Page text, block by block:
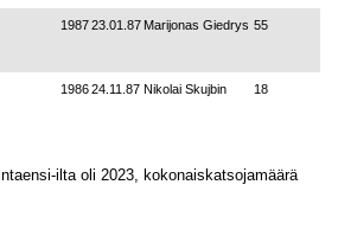
198723.01.87 Marijonas Giedrys 55
198624.11.87 Nikolai Skujbin 18
ilta oli 2023, kokonaiskatsojamäärä